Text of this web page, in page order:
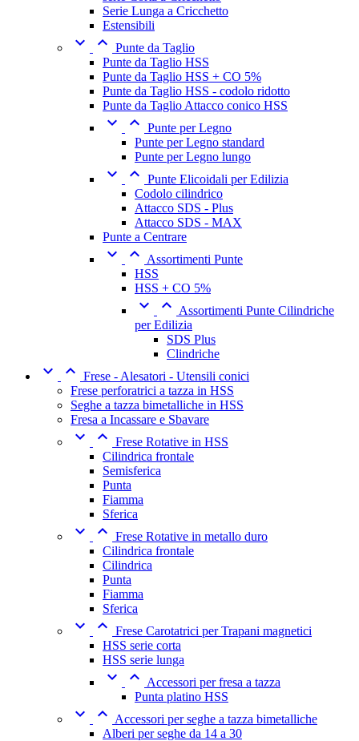
Serie Lunga a Cricchetto
Estensibili
  Punte da Taglio
Punte da Taglio HSS
Punte da Taglio HSS + CO 5%
Punte da Taglio HSS - codolo ridotto
Punte da Taglio Attacco conico HSS
  Punte per Legno
Punte per Legno standard
Punte per Legno lungo
  Punte Elicoidali per Edilizia
Codolo cilindrico
Attacco SDS - Plus
Attacco SDS - MAX
Punte a Centrare
  Assortimenti Punte
HSS
HSS + CO 5%
  Assortimenti Punte Cilindriche
per Edilizia
SDS Plus
Clindriche
  Frese - Alesatori - Utensili conici
Frese perforatrici a tazza in HSS
Seghe a tazza bimetalliche in HSS
Fresa a Incassare e Sbavare
  Frese Rotative in HSS
Cilindrica frontale
Semisferica
Punta
Fiamma
Sferica
  Frese Rotative in metallo duro
Cilindrica frontale
Cilindrica
Punta
Fiamma
Sferica
  Frese Carotatrici per Trapani magnetici
HSS serie corta
HSS serie lunga
  Accessori per fresa a tazza
Punta platino HSS
  Accessori per seghe a tazza bimetalliche
Alberi per seghe da 14 a 30